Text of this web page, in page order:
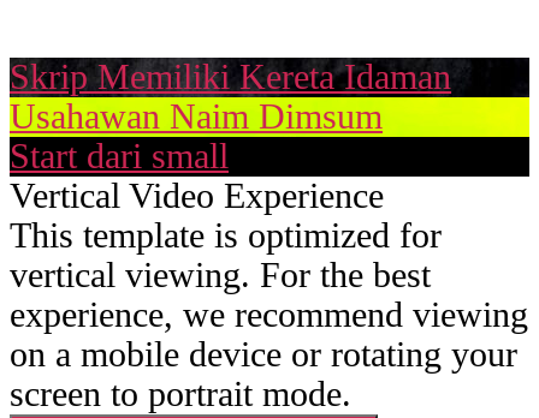
Skrip Memiliki Kereta Idaman
Usahawan Naim Dimsum
Start dari small
Vertical Video Experience
This template is optimized for
vertical viewing. For the best
experience, we recommend viewing
on a mobile device or rotating your
screen to portrait mode.